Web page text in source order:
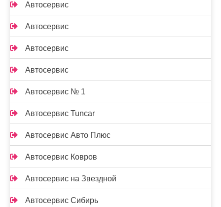
Автосервис
Автосервис
Автосервис
Автосервис
Автосервис № 1
Автосервис Tuncar
Автосервис Авто Плюс
Автосервис Ковров
Автосервис на Звездной
Автосервис Сибирь